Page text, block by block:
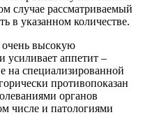
случае рассматриваемый
в указанном количестве.
высокую
усиливает аппетит –
на специализированной
противопоказан
органов
числе и патологиями